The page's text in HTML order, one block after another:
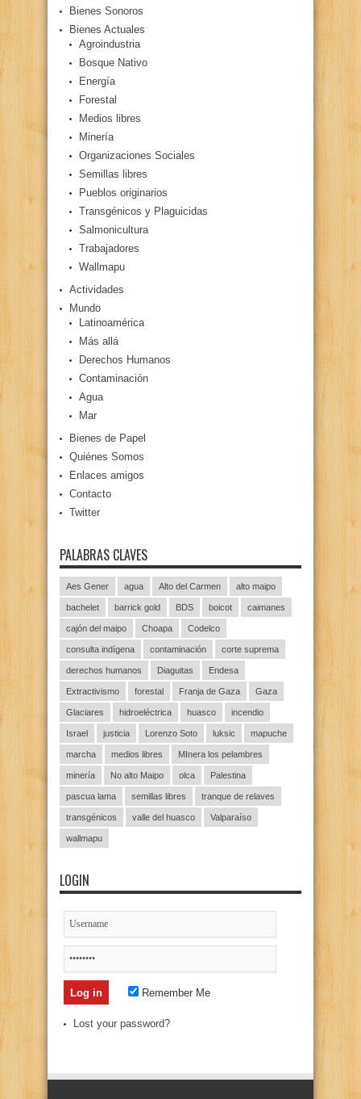
Bienes Sonoros
Bienes Actuales
Agroindustria
Bosque Nativo
Energía
Forestal
Medios libres
Minería
Organizaciones Sociales
Semillas libres
Pueblos originarios
Transgénicos y Plaguicidas
Salmonicultura
Trabajadores
Wallmapu
Actividades
Mundo
Latinoamérica
Más allá
Derechos Humanos
Contaminación
Agua
Mar
Bienes de Papel
Quiénes Somos
Enlaces amigos
Contacto
Twitter
PALABRAS CLAVES
Aes Gener agua Alto del Carmen alto maipo
bachelet barrick gold BDS boicot caimanes
cajón del maipo Choapa Codelco
consulta indígena contaminación corte suprema
derechos humanos Diaguitas Endesa
Extractivismo forestal Franja de Gaza Gaza
Glaciares hidroeléctrica huasco incendio
Israel justicia Lorenzo Soto luksic mapuche
marcha medios libres MInera los pelambres
minería No alto Maipo olca Palestina
pascua lama semillas libres tranque de relaves
transgénicos valle del huasco Valparaíso
wallmapu
LOGIN
Remember Me
Lost your password?